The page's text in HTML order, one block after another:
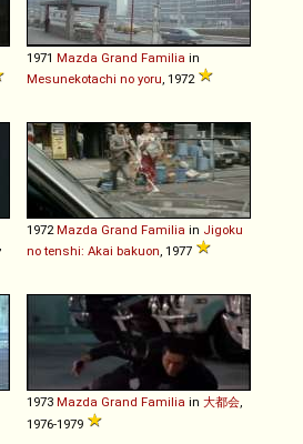
1971 Mazda Grand Familia in
Mesunekotachi no yoru , 1972
1972 Mazda Grand Familia in Jigoku
no tenshi: Akai bakuon , 1977
1973 Mazda Grand Familia in 大都会
1976-1979